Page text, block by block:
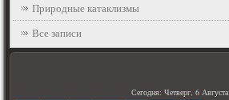
Природные катаклизмы
Все записи
Сегодня: Четверг, 6 Августа